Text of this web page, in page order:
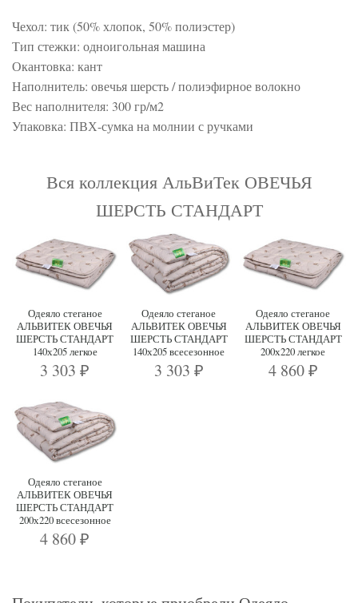
Чехол: тик (50% хлопок, 50% полиэстер)
Тип стежки: одноигольная машина
Окантовка: кант
Наполнитель: овечья шерсть / полиэфирное волокно
Вес наполнителя: 300 гр/м2
Упаковка: ПВХ-сумка на молнии с ручками
Вся коллекция АльВиТек ОВЕЧЬЯ
ШЕРСТЬ СТАНДАРТ
Одеяло стеганое
АЛЬВИТЕК ОВЕЧЬЯ
ШЕРСТЬ СТАНДАРТ
140х205 легкое
3 303₽
Одеяло стеганое
АЛЬВИТЕК ОВЕЧЬЯ
ШЕРСТЬ СТАНДАРТ
140х205 всесезонное
3 303 ₽
Одеяло стеганое
АЛЬВИТЕК ОВЕЧЬЯ
ШЕРСТЬ СТАНДАРТ
200х220 легкое
4 860 ₽
Одеяло стеганое
АЛЬВИТЕК ОВЕЧЬЯ
ШЕРСТЬ СТАНДАРТ
200х220 всесезонное
4 860₽